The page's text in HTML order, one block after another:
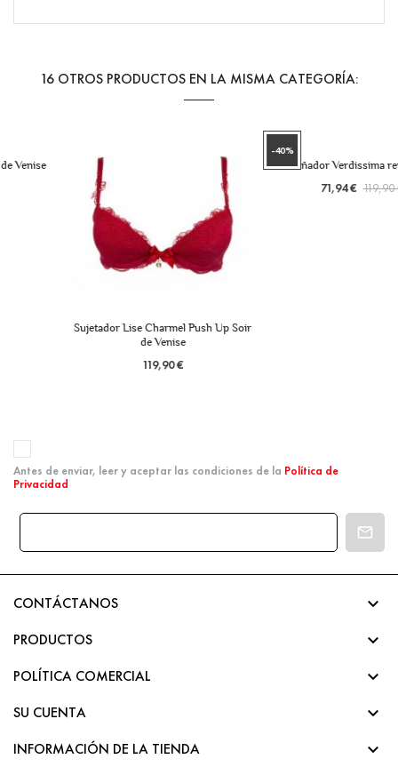
16 OTROS PRODUCTOS EN LA MISMA CATEGORÍA:
Sujetador Lise Charmel Push Up Soir
Bañador Verdissima reversible
119,90 €
Antes de enviar, leer y aceptar las condiciones de la Política de
Privacidad
CONTÁCTANOS 
PRODUCTOS 
POLÍTICA COMERCIAL 
SU CUENTA 
INFORMACIÓN DE LA TIENDA 